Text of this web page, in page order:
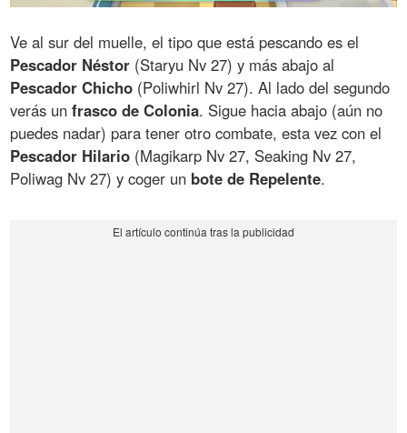
Ve al sur del muelle, el tipo que está pescando es el
Pescador Néstor (Staryu Nv 27) y más abajo al
Pescador Chicho (Poliwhirl Nv 27). Al lado del segundo
verás unfrasco de Colonia. Sigue hacia abajo (aún no
puedes nadar) para tener otro combate, esta vez con el
Pescador Hilario (Magikarp Nv 27, Seaking Nv 27,
Poliwag Nv 27) y coger un bote de Repelente.